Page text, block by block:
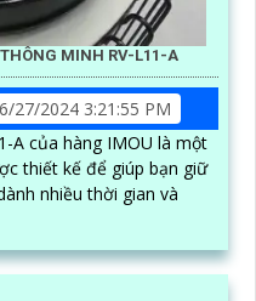
MINH RV-L11-A
6/27/2024 3:21:55 PM
A của hàng IMOU là một
thiết kế để giúp bạn giữ
nhiều thời gian và